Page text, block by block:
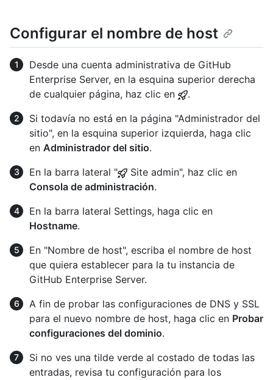
Configurar el nombre de host
Desde una cuenta administrativa de GitHub
Enterprise Server, en la esquina superior derecha
de cualquier página, haz clic en
.
Si todavía no está en la página "Administrador del
sitio", en la esquina superior izquierda, haga clic
en Administrador del sitio.
En la barra lateral "
Site admin", haz clic en
Consola de administración.
En la barra lateral Settings, haga clic en
Hostname.
En "Nombre de host", escriba el nombre de host
que quiera establecer para la tu instancia de
GitHub Enterprise Server.
A fin de probar las configuraciones de DNS y SSL
para el nuevo nombre de host, haga clic en Probar
configuraciones del dominio.
Si no ves una tilde verde al costado de todas las
entradas, revisa tu configuración para los